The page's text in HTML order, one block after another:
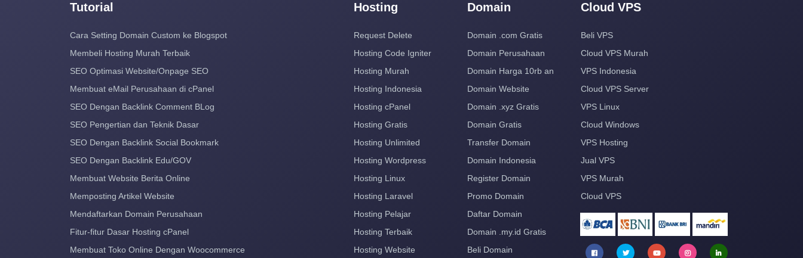
Tutorial
Cara Setting Domain Custom ke Blogspot
Membeli Hosting Murah Terbaik
SEO Optimasi Website/Onpage SEO
Membuat eMail Perusahaan di cPanel
SEO Dengan Backlink Comment BLog
SEO Pengertian dan Teknik Dasar
SEO Dengan Backlink Social Bookmark
SEO Dengan Backlink Edu/GOV
Membuat Website Berita Online
Memposting Artikel Website
Mendaftarkan Domain Perusahaan
Fitur-fitur Dasar Hosting cPanel
Membuat Toko Online Dengan Woocommerce
Hosting
Request Delete
Hosting Code Igniter
Hosting Murah
Hosting Indonesia
Hosting cPanel
Hosting Gratis
Hosting Unlimited
Hosting Wordpress
Hosting Linux
Hosting Laravel
Hosting Pelajar
Hosting Terbaik
Hosting Website
Domain
Domain .com Gratis
Domain Perusahaan
Domain Harga 10rb an
Domain Website
Domain .xyz Gratis
Domain Gratis
Transfer Domain
Domain Indonesia
Register Domain
Promo Domain
Daftar Domain
Domain .my.id Gratis
Beli Domain
Cloud VPS
Beli VPS
Cloud VPS Murah
VPS Indonesia
Cloud VPS Server
VPS Linux
Cloud Windows
VPS Hosting
Jual VPS
VPS Murah
Cloud VPS